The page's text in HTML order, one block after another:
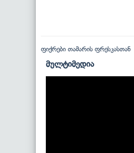
ფიქრები თამარის ფრესკასთან
მულტიმედია